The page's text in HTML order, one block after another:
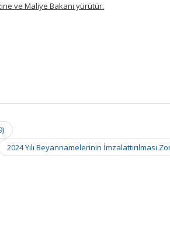
ve Maliye Bakanı yürütür.
2024 Yılı Beyannamelerinin İmzalattırılması